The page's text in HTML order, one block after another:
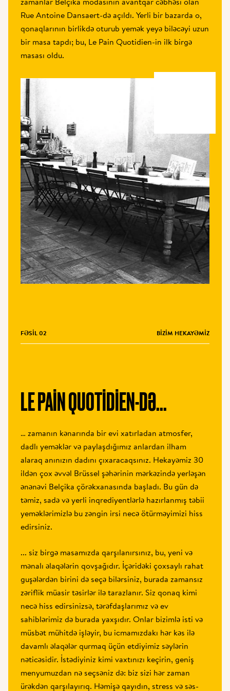
Rue Antoine Dansaert-də açıldı. Yerli bir bazarda o,
qonaqlarının birlikdə oturub yemək yeyə biləcəyi uzun
bir masa tapdı; bu, Le Pain Quotidien-in ilk birgə
masası oldu.
FƏSIL 02 BIZIM HEKAYƏMIZ
LE PAIN QUOTIDIEN-DƏ...
… zamanın kənarında bir evi xatırladan atmosfer,
dadlı yeməklər və paylaşdığımız anlardan ilham
alaraq anınızın dadını çıxaracaqsınız. Hekayəmiz 30
ildən çox əvvəl Brüssel şəhərinin mərkəzində yerləşən
ənənəvi Belçika çörəkxanasında başladı. Bu gün də
təmiz, sadə və yerli inqrediyentlərlə hazırlanmış təbii
yeməklərimizlə bu zəngin irsi necə ötürməyimizi hiss
edirsiniz.
... siz birgə masamızda qarşılanırsınız, bu, yeni və
mənalı əlaqələrin qovşağıdır. İçəridəki çoxsaylı rahat
guşələrdən birini də seçə bilərsiniz, burada zamansız
zəriflik müasir təsirlər ilə tarazlanır. Siz qonaq kimi
necə hiss edirsinizsə, tərəfdaşlarımız və ev
sahiblərimiz də burada yaxşıdır. Onlar bizimlə isti və
müsbət mühitdə işləyir, bu icmamızdakı hər kəs ilə
davamlı əlaqələr qurmaq üçün etdiyimiz səylərin
nəticəsidir. İstədiyiniz kimi vaxtınızı keçirin, geniş
menyumuzdan nə seçsəniz də: biz sizi hər zaman
ürəkdən qarşılayırıq. Həmişə qayıdın, stress və səs-